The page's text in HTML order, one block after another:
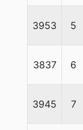
3953 5
3837 6
3945 7